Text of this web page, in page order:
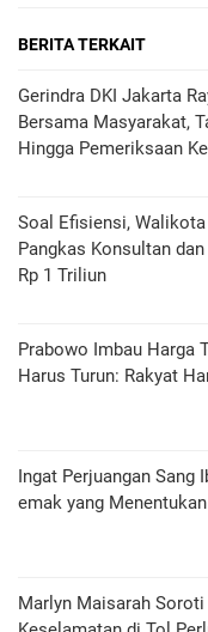
BERITA TERKAIT
Gerindra DKI Jakarta
Bersama Masyarakat,
Hingga Pemeriksaan
Soal Efisiensi,
Pangkas Konsultan
Rp 1 Triliun
Prabowo Imbau Harga
Harus Turun: Rakyat
Ingat Perjuangan Sang
emak yang
Marlyn Maisarah